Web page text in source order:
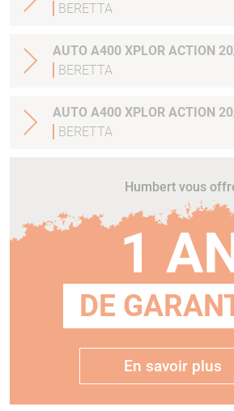
BERETTA
AUTO A400 XPLOR ACTION
BERETTA
AUTO A400 XPLOR ACTION
BERETTA
Humbert vous
1
DE
En savoir plus